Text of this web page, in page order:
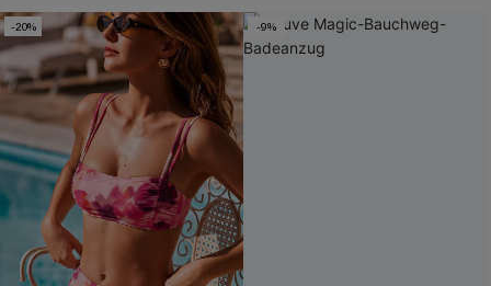
-20% -9%